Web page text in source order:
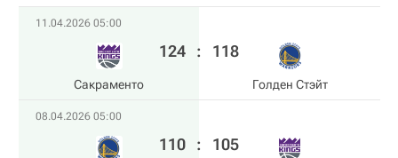
11.04.2026 05:00
Сакраменто
124 : 118
Голден Стэйт
08.04.2026 05:00
110 : 105